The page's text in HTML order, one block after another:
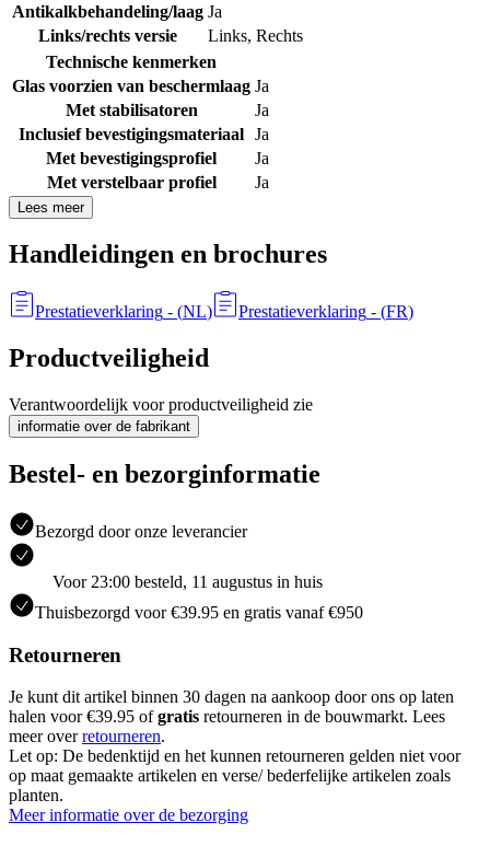
Antikalkbehandeling/laag Ja
Links/rechts versie
Links, Rechts
Technische kenmerken
Glas voorzien van beschermlaag Ja
Met stabilisatoren
Ja
Inclusief bevestigingsmateriaal Ja
Met bevestigingsprofiel
Ja
Met verstelbaar profiel
Ja
Lees meer
Handleidingen en brochures
Prestatieverklaring - (NL) Prestatieverklaring - (FR)
Productveiligheid
Verantwoordelijk voor productveiligheid zie
informatie over de fabrikant
Bestel- en bezorginformatie
Bezorgd door onze leverancier
Voor 23:00 besteld, 11 augustus in huis
Thuisbezorgd voor €39.95 en gratis vanaf €950
Retourneren
Je kunt dit artikel binnen 30 dagen na aankoop door ons op laten
halen voor €39.95 ofgratis retourneren in de bouwmarkt. Lees
meer overretourneren.
Let op: De bedenktijd en het kunnen retourneren gelden niet voor
op maat gemaakte artikelen en verse/ bederfelijke artikelen zoals
planten.
Meer informatie over de bezorging